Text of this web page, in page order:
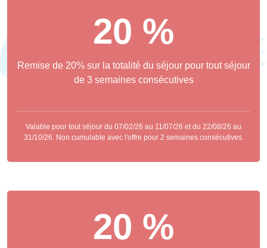
20 %
Remise de 20% sur la totalité du séjour pour tout séjour
de 3 semaines consécutives
Valable pour tout séjour du 07/02/26 au 11/07/26 et du 22/08/26 au
31/10/26. Non cumulable avec l'offre pour 2 semaines consécutives.
20 %